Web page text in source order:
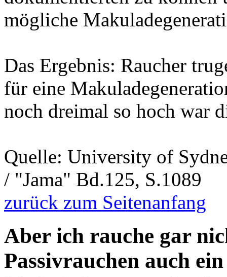
mögliche
Das Ergebnis: Raucher
für eine
noch dreimal so hoch war
Quelle: University of
/ "Jama" Bd.125, S.1089
zurück zum Seitenanfang
Aber ich rauche gar
Passivrauchen auch